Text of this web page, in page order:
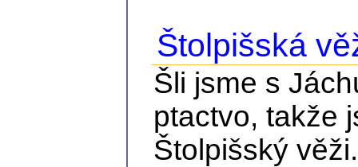
Štolpišská
Šli jsme s
ptactvo, takže
Štolpišský věži.